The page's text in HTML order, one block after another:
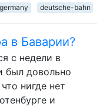
germany deutsche-bahn
в Баварии?
с недели в
был довольно
нигде нет
и